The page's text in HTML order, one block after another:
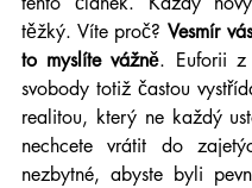
těžký. Víte proč? Vesmír
to myslíte vážně. Euforii z
svobody totiž častou
realitou, který ne každý
nechcete vrátit do
nezbytné, abyste byli